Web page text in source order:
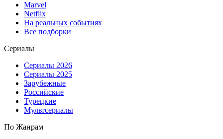
Marvel
Netflix
На реальных событиях
Все подборки
Сериалы
Сериалы 2026
Сериалы 2025
Зарубежные
Российские
Турецкие
Мультсериалы
По Жанрам